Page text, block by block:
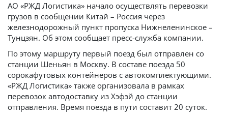
АО «РЖД Логистика» начало осуществлять перевозки
грузов в сообщении Китай – Россия через
железнодорожный пункт пропуска Нижнеленинское –
Тунцзян. Об этом сообщает пресс-служба компании.
По этому маршруту первый поезд был отправлен со
станции Шеньян в Москву. В составе поезда 50
сорокафутовых контейнеров с автокомплектующими.
«РЖД Логистика» также организовала в рамках
перевозок автодоставку из Хэфэй до станции
отправления. Время поезда в пути составит 20 суток.